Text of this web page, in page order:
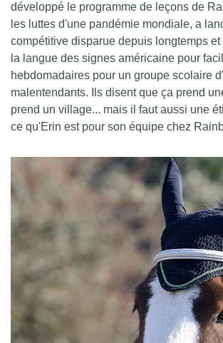
développé le programme de leçons de
les luttes d'une pandémie mondiale, a
compétitive disparue depuis longtemps
la langue des signes américaine pour
hebdomadaires pour un groupe scolaire
malentendants. Ils disent que ça prend
prend un village... mais il faut aussi une
ce qu'Erin est pour son équipe chez